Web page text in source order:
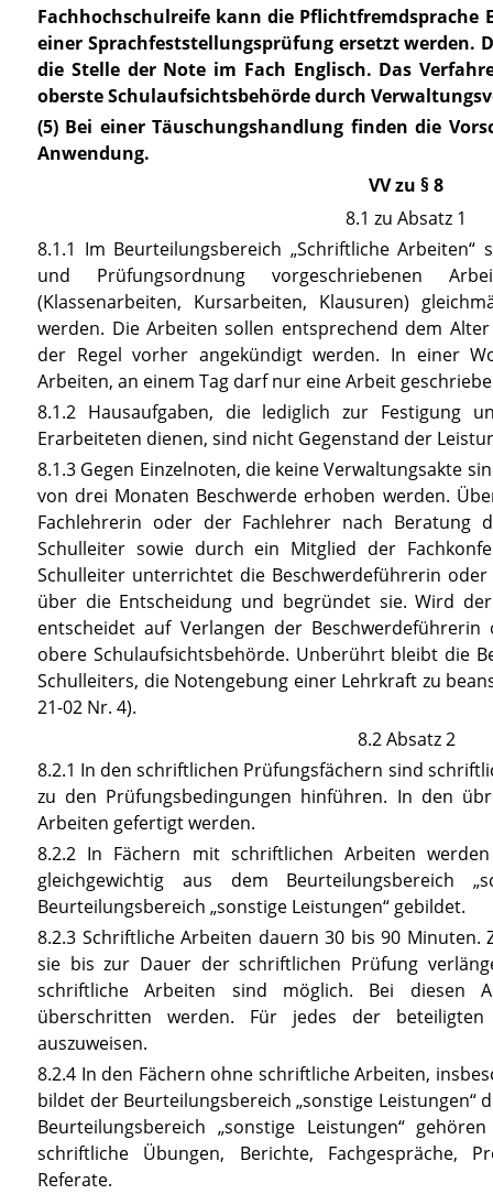
Fachhochschulreife kann die Pflichtfremdsprache
einer Sprachfeststellungsprüfung ersetzt werden.
die Stelle der Note im Fach Englisch. Das
oberste Schulaufsichtsbehörde durch
(5) Bei einer Täuschungshandlung finden die
Anwendung.
VV zu § 8
8.1 zu Absatz 1
8.1.1 Im Beurteilungsbereich „Schriftliche
und Prüfungsordnung vorgeschriebenen
(Klassenarbeiten, Kursarbeiten, Klausuren)
werden. Die Arbeiten sollen entsprechend dem
der Regel vorher angekündigt werden. In einer
Arbeiten, an einem Tag darf nur eine Arbeit
8.1.2 Hausaufgaben, die lediglich zur Festigung
Erarbeiteten dienen, sind nicht Gegenstand der
8.1.3 Gegen Einzelnoten, die keine Verwaltungsakte
von drei Monaten Beschwerde erhoben werden.
Fachlehrerin oder der Fachlehrer nach Beratung
Schulleiter sowie durch ein Mitglied der
Schulleiter unterrichtet die Beschwerdeführerin
über die Entscheidung und begründet sie. Wird
entscheidet auf Verlangen der
obere Schulaufsichtsbehörde. Unberührt bleibt die
Schulleiters, die Notengebung einer Lehrkraft zu
21-02 Nr. 4).
8.2 Absatz 2
8.2.1 In den schriftlichen Prüfungsfächern sind
zu den Prüfungsbedingungen hinführen. In den
Arbeiten gefertigt werden.
8.2.2 In Fächern mit schriftlichen Arbeiten
gleichgewichtig aus dem Beurteilungsbereich
Beurteilungsbereich „sonstige Leistungen“ gebildet.
8.2.3 Schriftliche Arbeiten dauern 30 bis 90
sie bis zur Dauer der schriftlichen Prüfung
schriftliche Arbeiten sind möglich. Bei diesen
überschritten werden. Für jedes der
auszuweisen.
8.2.4 In den Fächern ohne schriftliche Arbeiten,
bildet der Beurteilungsbereich „sonstige Leistungen“
Beurteilungsbereich „sonstige Leistungen“
schriftliche Übungen, Berichte, Fachgespräche,
Referate.